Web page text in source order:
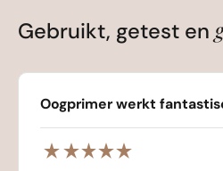
Gebruikt, getest en
Oogprimer werkt